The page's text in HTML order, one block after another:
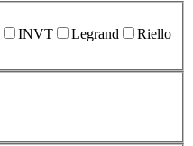
INVT Legrand
Riello